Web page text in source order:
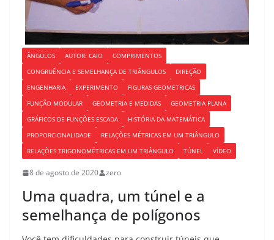
ÂNGULOS AUTOR: CAIO
COMPRIMENTOS
CONGRUÊNCIA E SEMELHANÇA DE TRIÂNGULOS
DIREÇÃO
ENGENHARIA
EXPERIMENTO
FIGURAS GEOMETRICAS
FUNÇÃO MODULAR
GEOMETRIA E MEDIDAS
GEOMETRIA PLANA
GRÁFICOS DE FUNÇÕES ESCADA
HISTÓRIA DA MATEMÁTICA
PROPORCIONALIDADE
RELAÇÕES MÉTRICAS EM UM TRIÂNGULO
RELAÇÕES TRIGONOMÉTRICAS EM UM TRIÂNGULO
TÚNEL VÍDEO
8 de agosto de 2020 zero
Uma quadra, um túnel e a
semelhança de polígonos